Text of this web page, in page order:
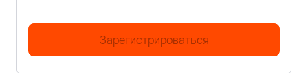
Зарегистрироваться